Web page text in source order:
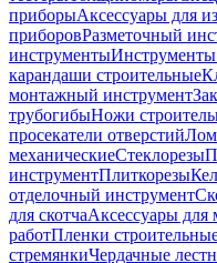
приборыАксессуары для
приборовРазметочный
инструментыИнструменты
карандаши строительные
монтажный инструмент
трубогибыНожи
просекатели отверстий
механическиеСтеклорезы
инструментПлиткорезы
отделочный инструмент
для скотчаАксессуары для
работПленки
стремянкиЧердачные